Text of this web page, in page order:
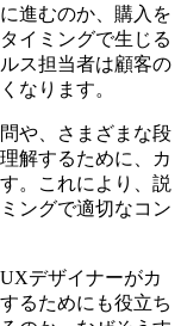
進むのか、購入を
イミングで生じる
ス担当者は顧客の
なります。
や、さまざまな段
解するために、カ
。これにより、説
ングで適切なコン
デザイナーがカ
るためにも役立ち